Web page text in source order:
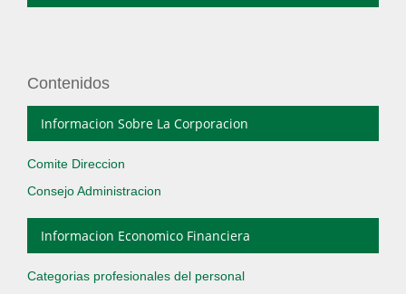
Contenidos
Informacion Sobre La Corporacion
Comite Direccion
Consejo Administracion
Informacion Economico Financiera
Categorias profesionales del personal